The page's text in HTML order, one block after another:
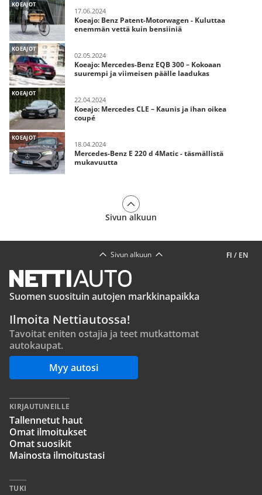
KOEAJOT
17.06.2024
Koeajo: Benz Patent-Motorwagen - Kuluttaa
enemmän vettä kuin bensiiniä
KOEAJOT
02.05.2024
Koeajo: Mercedes-Benz EQB 300 – Kokoaan
suurempi ja viimeisen päälle laadukas
KOEAJOT
22.04.2024
Koeajo: Mercedes CLE – Kaunis ja ihan oikea
coupé
KOEAJOT
18.04.2024
Mercedes-Benz E 220 d 4Matic - täsmällistä
mukavuutta
Sivun alkuun
FI / EN
Sivun alkuun
Suomen suosituin autojen markkinapaikka
Ilmoita Nettiautossa!
Tavoitat eniten ostajia ja teet mutkattomat
autokaupat.
Myy autosi
KIRJAUTUNEILLE
Tallennetut haut
Omat ilmoitukset
Omat suosikit
Mainosta ilmoitustasi
TUKI